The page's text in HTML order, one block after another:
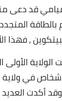
قد دعى
, فهذا
الولاية
في ولاية
وقد أكدت